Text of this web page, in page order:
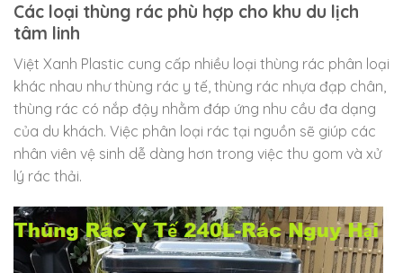
Các loại thùng rác phù hợp cho khu du lịch
tâm linh
Việt Xanh Plastic cung cấp nhiều loại thùng rác phân loại
khác nhau như thùng rác y tế, thùng rác nhựa đạp chân,
thùng rác có nắp đậy nhằm đáp ứng nhu cầu đa dạng
của du khách. Việc phân loại rác tại nguồn sẽ giúp các
nhân viên vệ sinh dễ dàng hơn trong việc thu gom và xử
lý rác thải.